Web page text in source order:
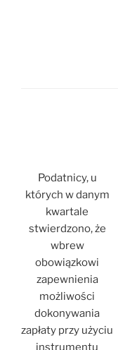
Podatnicy, u
których w danym
kwartale
stwierdzono, że
wbrew
obowiązkowi
zapewnienia
możliwości
dokonywania
zapłaty przy użyciu
instrumentu